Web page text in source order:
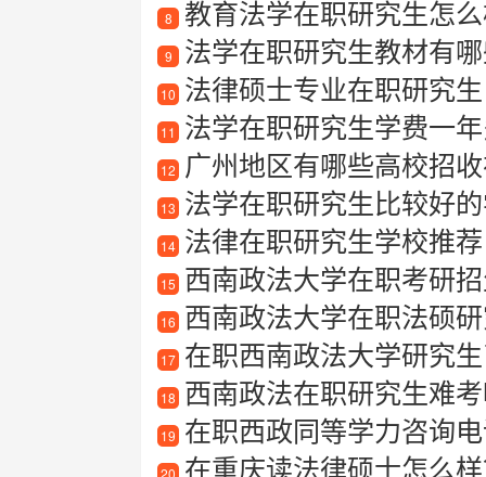
8 教育法学在职研究生怎
9 法学在职研究生教材有哪
10 法律硕士专业在职研究生
11 法学在职研究生学费一
12 广州地区有哪些高校招
13 法学在职研究生比较好
14 法律在职研究生学校推荐
15 西南政法大学在职考研招生信
16 西南政法大学在职法硕
17 在职西南政法大学研究
18 西南政法在职研究生难
19 在职西政同等学力咨询
20 在重庆读法律硕士怎么